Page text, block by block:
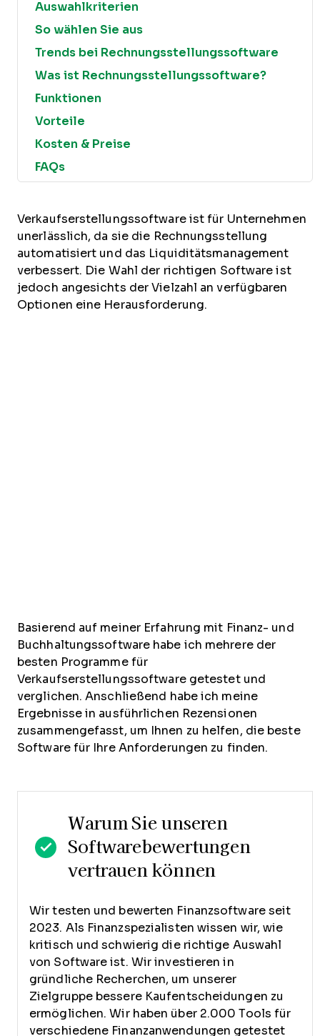
Auswahlkriterien
So wählen Sie aus
Trends bei Rechnungsstellungssoftware
Was ist Rechnungsstellungssoftware?
Funktionen
Vorteile
Kosten & Preise
FAQs
Verkaufserstellungssoftware ist für Unternehmen
unerlässlich, da sie die Rechnungsstellung
automatisiert und das Liquiditätsmanagement
verbessert. Die Wahl der richtigen Software ist
jedoch angesichts der Vielzahl an verfügbaren
Optionen eine Herausforderung.
Basierend auf meiner Erfahrung mit Finanz- und
Buchhaltungssoftware habe ich mehrere der
besten Programme für
Verkaufserstellungssoftware getestet und
verglichen. Anschließend habe ich meine
Ergebnisse in ausführlichen Rezensionen
zusammengefasst, um Ihnen zu helfen, die beste
Software für Ihre Anforderungen zu finden.
Warum Sie unseren
Softwarebewertungen
vertrauen können
Wir testen und bewerten Finanzsoftware seit
2023. Als Finanzspezialisten wissen wir, wie
kritisch und schwierig die richtige Auswahl
von Software ist. Wir investieren in
gründliche Recherchen, um unserer
Zielgruppe bessere Kaufentscheidungen zu
ermöglichen. Wir haben über 2.000 Tools für
verschiedene Finanzanwendungen getestet